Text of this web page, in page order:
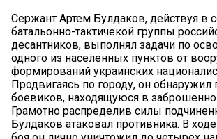
Сержант Артем Булдаков, действуя в
батальонно-тактичекой группы
десантников, выполнял задачи по
одного из населенных пунктов от
формирований украинских
Продвигаясь по городу, он обнаружил
боевиков, находящуюся в
Грамотно распределив силы
Булдаков атаковал противника. В